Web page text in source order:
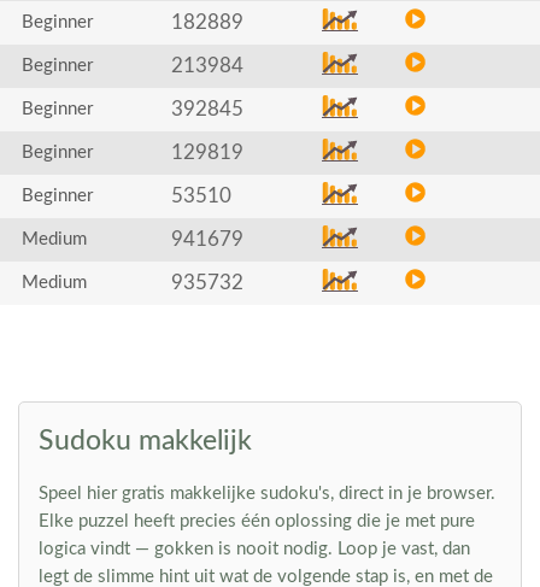
Beginner 182889
Beginner 213984
Beginner 392845
Beginner 129819
Beginner 53510
Medium 941679
Medium 935732
Sudoku makkelijk
Speel hier gratis makkelijke sudoku's, direct in je browser.
Elke puzzel heeft precies één oplossing die je met pure
logica vindt — gokken is nooit nodig. Loop je vast, dan
legt de slimme hint uit wat de volgende stap is, en met de